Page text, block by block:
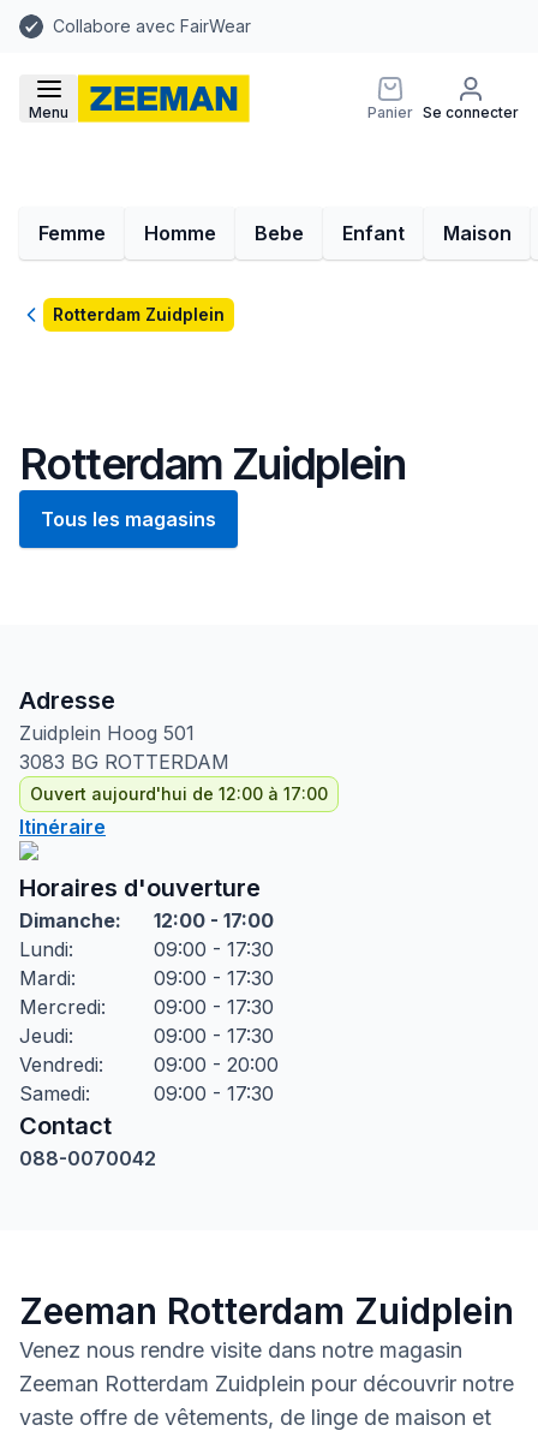
Collabore avec FairWear
Menu Panier Se connecter
Femme Homme Bebe Enfant Maison
RetourRotterdam Zuidplein
Rotterdam Zuidplein
Tous les magasins
Adresse
Zuidplein Hoog 501
3083 BG ROTTERDAM
Ouvert aujourd'hui de 12:00 à 17:00
Itinéraire
Horaires d'ouverture
Dimanche:
12:00 - 17:00
Lundi:
09:00 - 17:30
Mardi:
09:00 - 17:30
Mercredi:
09:00 - 17:30
Jeudi:
09:00 - 17:30
Vendredi:
09:00 - 20:00
Samedi: 09:00 - 17:30
Contact
088-0070042
Zeeman Rotterdam Zuidplein
Venez nous rendre visite dans notre magasin
Zeeman Rotterdam Zuidplein pour découvrir notre
vaste offre de vêtements, de linge de maison et